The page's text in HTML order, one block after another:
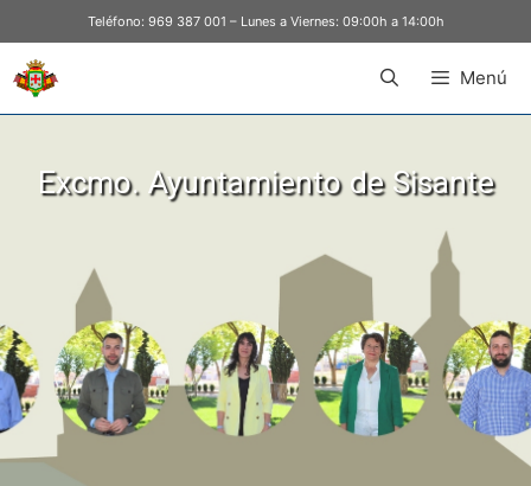
Teléfono: 969 387 001 – Lunes a Viernes: 09:00h a 14:00h
Menú
Excmo. Ayuntamiento de Sisante